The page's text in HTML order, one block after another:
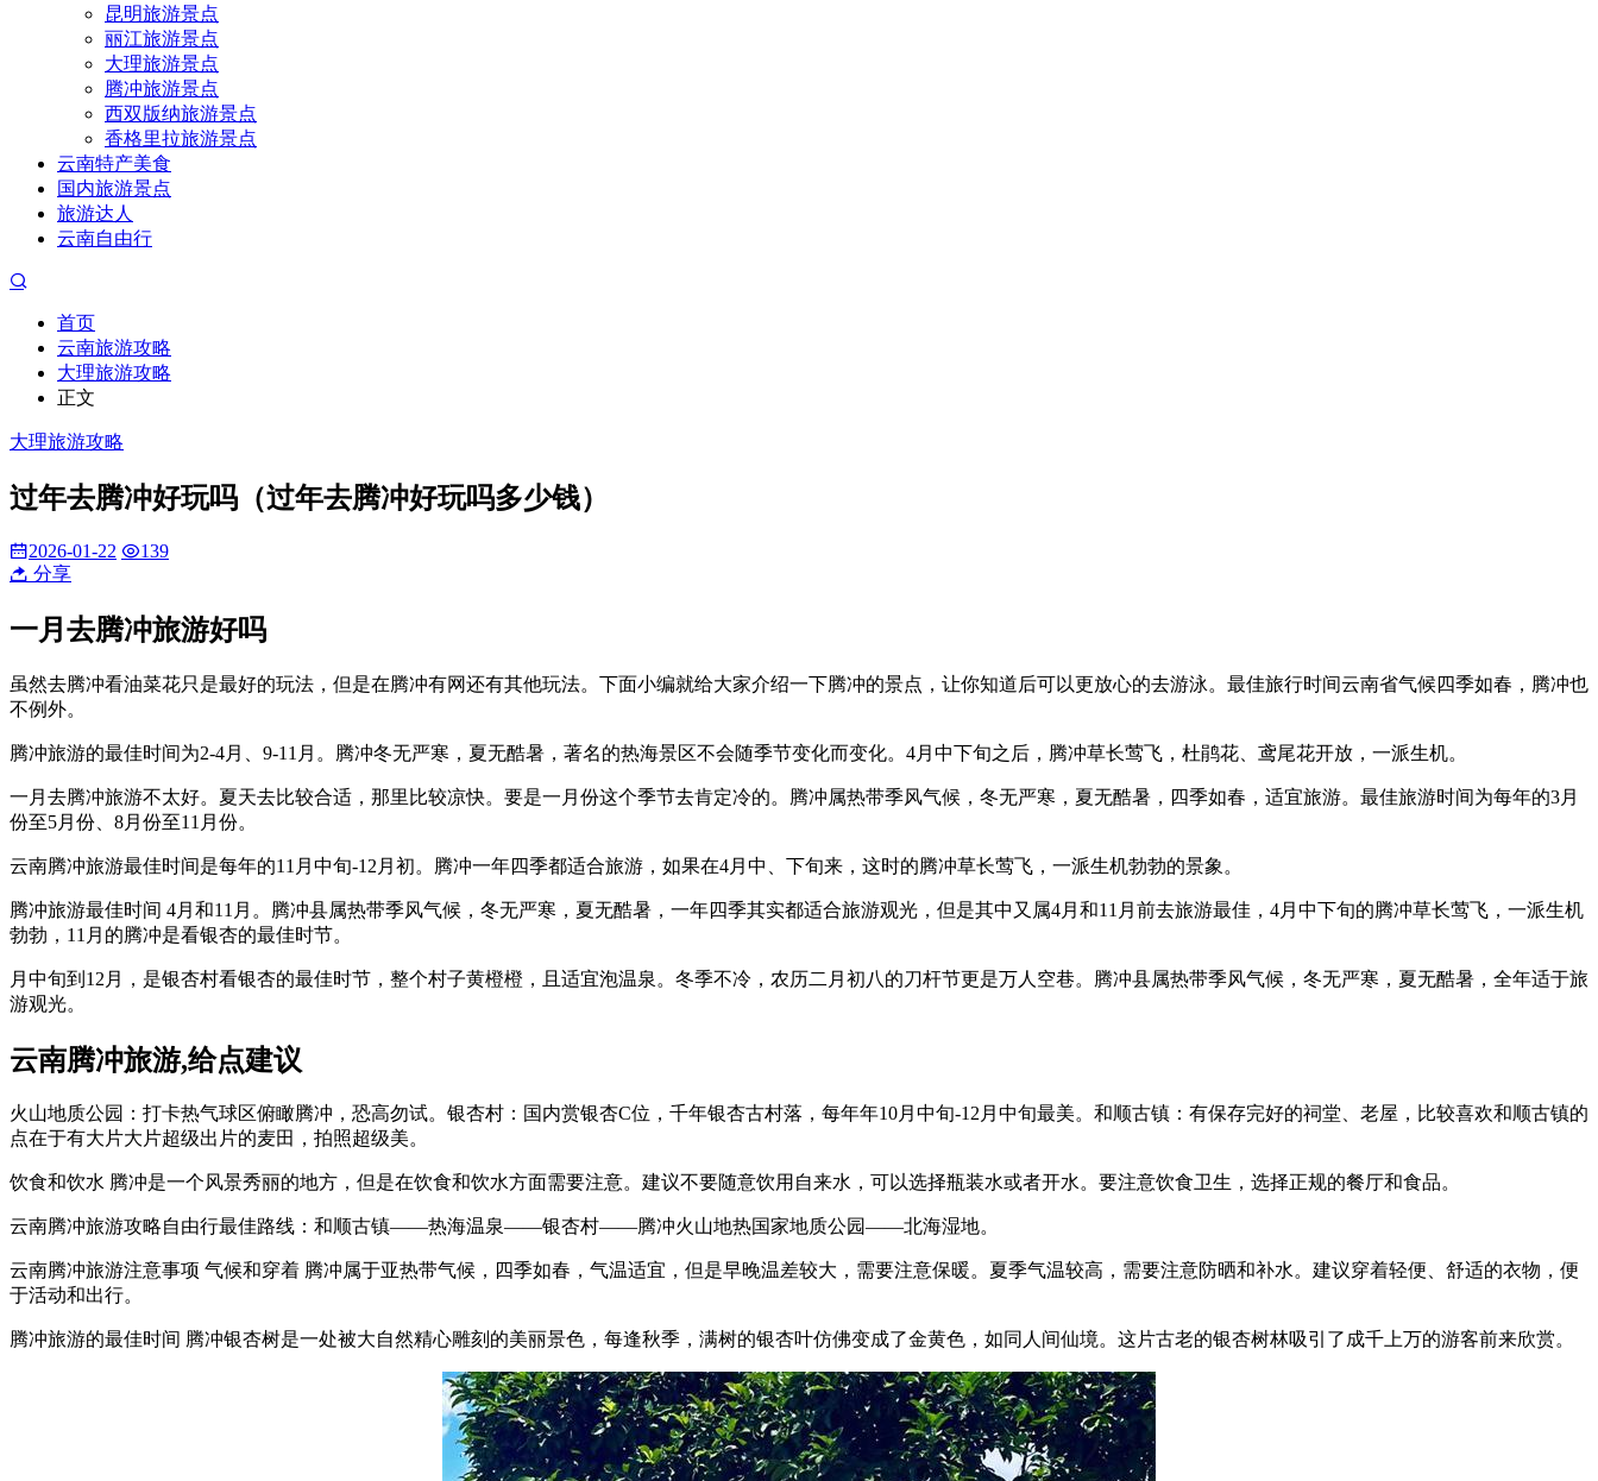
昆明旅游景点
丽江旅游景点
大理旅游景点
腾冲旅游景点
西双版纳旅游景点
香格里拉旅游景点
云南特产美食
国内旅游景点
旅游达人
云南自由行
首页
云南旅游攻略
大理旅游攻略
正文
大理旅游攻略
过年去腾冲好玩吗（过年去腾冲好玩吗多少钱）
2026-01-22
139
分享
一月去腾冲旅游好吗
虽然去腾冲看油菜花只是最好的玩法，但是在腾冲有网还有其他玩法。下面小编就给大家介绍一下腾冲的景点，让你知道后可以更放心的去游泳。最佳旅行时间云南省气候四季如春，腾冲也
不例外。
腾冲旅游的最佳时间为2-4月、9-11月。腾冲冬无严寒，夏无酷暑，著名的热海景区不会随季节变化而变化。4月中下旬之后，腾冲草长莺飞，杜鹃花、鸢尾花开放，一派生机。
一月去腾冲旅游不太好。夏天去比较合适，那里比较凉快。要是一月份这个季节去肯定冷的。腾冲属热带季风气候，冬无严寒，夏无酷暑，四季如春，适宜旅游。最佳旅游时间为每年的3月
份至5月份、8月份至11月份。
云南腾冲旅游最佳时间是每年的11月中旬-12月初。腾冲一年四季都适合旅游，如果在4月中、下旬来，这时的腾冲草长莺飞，一派生机勃勃的景象。
腾冲旅游最佳时间 4月和11月。腾冲县属热带季风气候，冬无严寒，夏无酷暑，一年四季其实都适合旅游观光，但是其中又属4月和11月前去旅游最佳，4月中下旬的腾冲草长莺飞，一派生机
勃勃，11月的腾冲是看银杏的最佳时节。
月中旬到12月，是银杏村看银杏的最佳时节，整个村子黄橙橙，且适宜泡温泉。冬季不冷，农历二月初八的刀杆节更是万人空巷。腾冲县属热带季风气候，冬无严寒，夏无酷暑，全年适于旅
游观光。
云南腾冲旅游,给点建议
火山地质公园：打卡热气球区俯瞰腾冲，恐高勿试。银杏村：国内赏银杏C位，千年银杏古村落，每年年10月中旬-12月中旬最美。和顺古镇：有保存完好的祠堂、老屋，比较喜欢和顺古镇的
点在于有大片大片超级出片的麦田，拍照超级美。
饮食和饮水 腾冲是一个风景秀丽的地方，但是在饮食和饮水方面需要注意。建议不要随意饮用自来水，可以选择瓶装水或者开水。要注意饮食卫生，选择正规的餐厅和食品。
云南腾冲旅游攻略自由行最佳路线：和顺古镇——热海温泉——银杏村——腾冲火山地热国家地质公园——北海湿地。
云南腾冲旅游注意事项 气候和穿着 腾冲属于亚热带气候，四季如春，气温适宜，但是早晚温差较大，需要注意保暖。夏季气温较高，需要注意防晒和补水。建议穿着轻便、舒适的衣物，便
于活动和出行。
腾冲旅游的最佳时间 腾冲银杏树是一处被大自然精心雕刻的美丽景色，每逢秋季，满树的银杏叶仿佛变成了金黄色，如同人间仙境。这片古老的银杏树林吸引了成千上万的游客前来欣赏。